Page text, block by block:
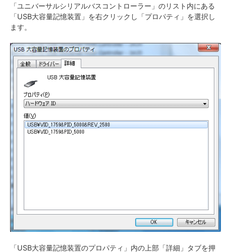
「ユニバーサルシリアルバスコントローラー」のリスト内にある
「USB大容量記憶装置」を右クリックし「プロパティ」を選択し
ます。
「USB大容量記憶装置のプロパティ」内の上部「詳細」タブを押